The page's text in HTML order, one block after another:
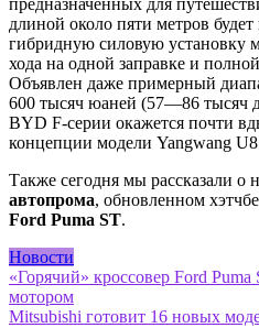
предназначенных для
длиной около пяти метров
гибридную силовую установку
хода на одной заправке и
Объявлен даже примерный
600 тысяч юаней (57—86 тысяч
BYD F-серии окажется почти
концепции модели Yangwang
Также сегодня мы рассказали о
автопрома, обновленном
Ford Puma ST.
Новости
Навигация
по
«Горячий» кроссовер Ford
мотором
Mitsubishi готовит 16 новых